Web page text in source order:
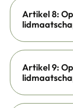
Artikel 8:
Artikel 9: